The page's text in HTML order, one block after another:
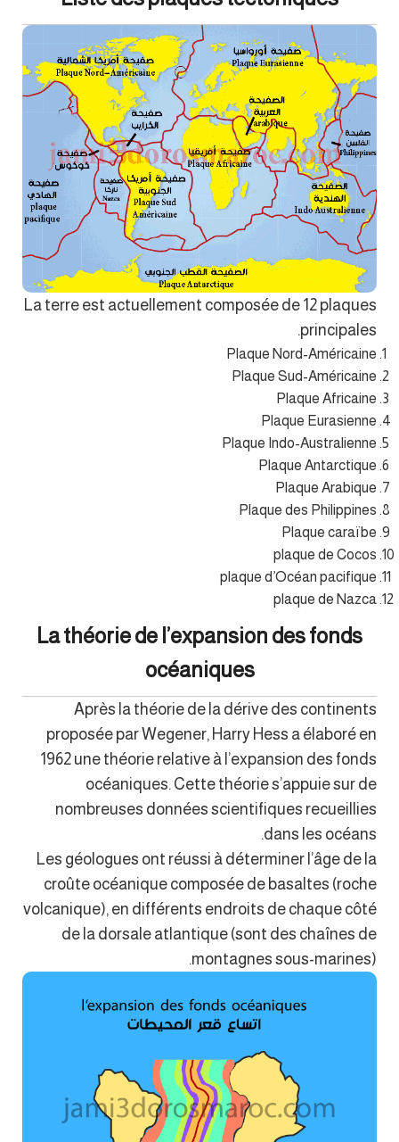
La terre est actuellement composée de 12 plaques
principales.
Plaque Nord-Américaine
Plaque Sud-Américaine
Plaque Africaine
Plaque Eurasienne
Plaque Indo-Australienne
Plaque Antarctique
Plaque Arabique
Plaque des Philippines
Plaque caraïbe
plaque de Cocos
plaque d’Océan pacifique
plaque de Nazca
La théorie de l’expansion des fonds
océaniques
Après la théorie de la dérive des continents
proposée par Wegener, Harry Hess a élaboré en
1962 une théorie relative à l’expansion des fonds
océaniques. Cette théorie s’appuie sur de
nombreuses données scientifiques recueillies
dans les océans.
Les géologues ont réussi à déterminer l’âge de la
croûte océanique composée de basaltes (roche
volcanique), en différents endroits de chaque côté
de la dorsale atlantique (sont des chaînes de
montagnes sous-marines).